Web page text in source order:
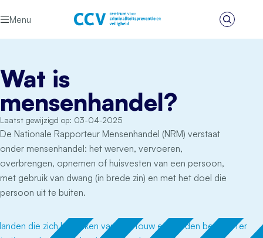
Menu
Zoeken
Wat is
mensenhandel?
Laatst gewijzigd op: 03-04-2025
De Nationale Rapporteur Mensenhandel (NRM) verstaat
onder mensenhandel: het werven, vervoeren,
overbrengen, opnemen of huisvesten van een persoon,
met gebruik van dwang (in brede zin) en met het doel die
persoon uit te buiten.